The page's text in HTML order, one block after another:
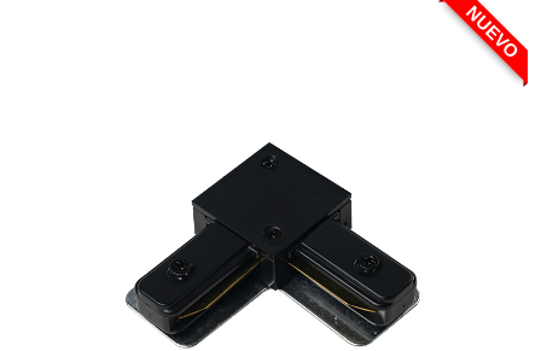
NUEVO